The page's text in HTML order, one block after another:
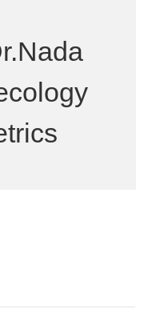
المقالات